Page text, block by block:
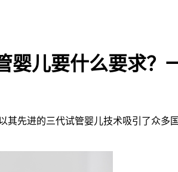
儿要什么要求？
先进的三代试管婴儿技术吸引了众